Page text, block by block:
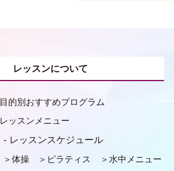
レッスンについて
目的別おすすめプログラム
レッスンメニュー
レッスンスケジュール
体操
ピラティス
水中メニュー